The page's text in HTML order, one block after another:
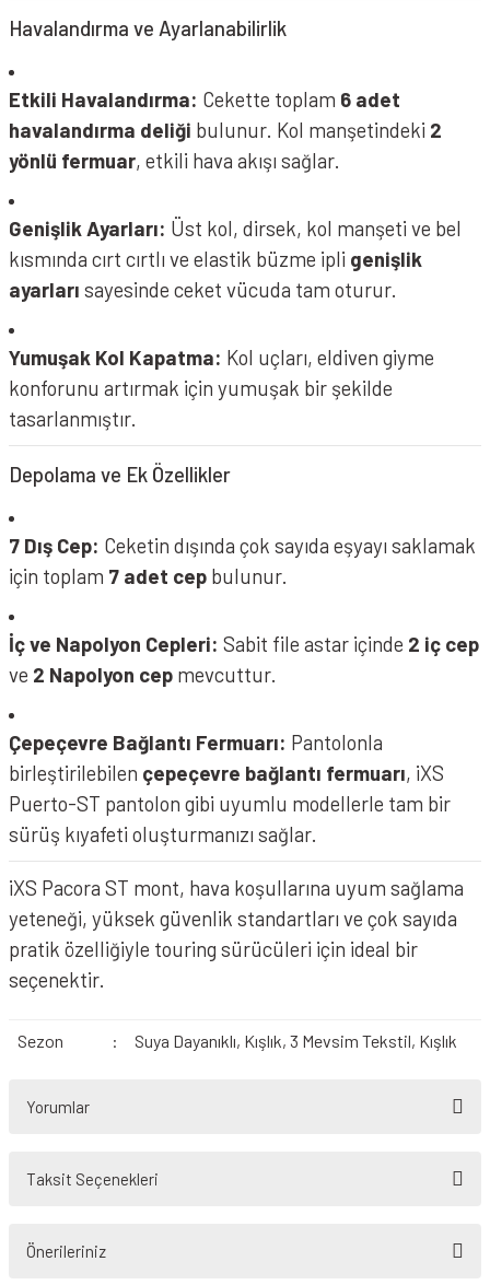
Havalandırma ve Ayarlanabilirlik
Etkili Havalandırma: Cekette toplam 6 adet
havalandırma deliği bulunur. Kol manşetindeki 2
yönlü fermuar, etkili hava akışı sağlar.
Genişlik Ayarları: Üst kol, dirsek, kol manşeti ve bel
kısmında cırt cırtlı ve elastik büzme ipli genişlik
ayarları sayesinde ceket vücuda tam oturur.
Yumuşak Kol Kapatma: Kol uçları, eldiven giyme
konforunu artırmak için yumuşak bir şekilde
tasarlanmıştır.
Depolama ve Ek Özellikler
7 Dış Cep: Ceketin dışında çok sayıda eşyayı saklamak
için toplam 7 adet cep bulunur.
İç ve Napolyon Cepleri: Sabit file astar içinde 2 iç cep
ve 2 Napolyon cep mevcuttur.
Çepeçevre Bağlantı Fermuarı: Pantolonla
birleştirilebilen çepeçevre bağlantı fermuarı, iXS
Puerto-ST pantolon gibi uyumlu modellerle tam bir
sürüş kıyafeti oluşturmanızı sağlar.
iXS Pacora ST mont, hava koşullarına uyum sağlama
yeteneği, yüksek güvenlik standartları ve çok sayıda
pratik özelliğiyle touring sürücüleri için ideal bir
seçenektir.
Sezon : Suya Dayanıklı, Kışlık, 3 Mevsim Tekstil, Kışlık
Yorumlar
Taksit Seçenekleri
Önerileriniz